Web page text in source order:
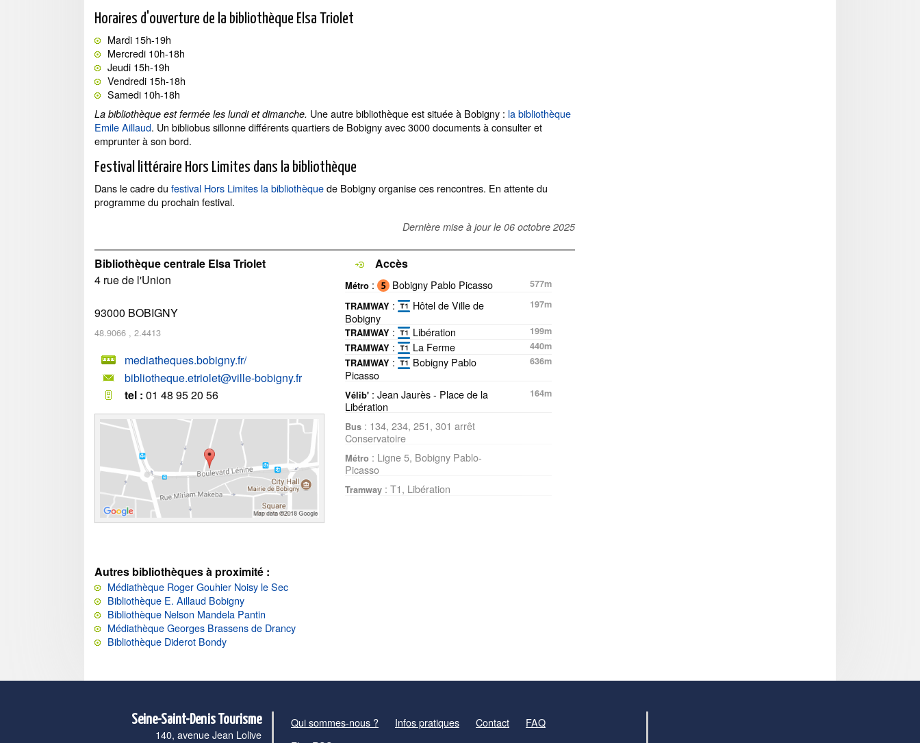
Horaires d'ouverture de la bibliothèque Elsa Triolet
Mardi 15h-19h
Mercredi 10h-18h
Jeudi 15h-19h
Vendredi 15h-18h
Samedi 10h-18h
La bibliothèque est fermée les lundi et dimanche. Une autre bibliothèque est située à Bobigny : la bibliothèque
Emile Aillaud. Un bibliobus sillonne différents quartiers de Bobigny avec 3000 documents à consulter et
emprunter à son bord.
Festival littéraire Hors Limites dans la bibliothèque
Dans le cadre du festival Hors Limites la bibliothèquede Bobigny organise ces rencontres. En attente du
programme du prochain festival.
Dernière mise à jour le 06 octobre 2025
Bibliothèque centrale Elsa Triolet
4 rue de l'Union
93000 BOBIGNY
48.9066 , 2.4413
mediatheques.bobigny.fr/
bibliotheque.etriolet@ville-bobigny.fr
tel : 01 48 95 20 56
Accès
Métro : Bobigny Pablo Picasso
577m
TRAMWAY :
Hôtel de Ville de
Bobigny
197m
TRAMWAY : Libération
199m
TRAMWAY : La Ferme
440m
TRAMWAY :
Bobigny Pablo
Picasso
636m
Vélib' : Jean Jaurès - Place de la
Libération
164m
Bus : 134, 234, 251, 301 arrêt
Conservatoire
Métro : Ligne 5, Bobigny Pablo-
Picasso
Tramway : T1, Libération
Autres bibliothèques à proximité :
Médiathèque Roger Gouhier Noisy le Sec
Bibliothèque E. Aillaud Bobigny
Bibliothèque Nelson Mandela Pantin
Médiathèque Georges Brassens de Drancy
Bibliothèque Diderot Bondy
Seine-Saint-Denis Tourisme
140, avenue Jean Lolive
Qui sommes-nous ? Infos pratiques Contact
FAQ